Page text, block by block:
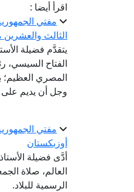
اقرأ أيضا :
الثالث
يتقدَّم فضيلة
الفتاح السيسي،
المصري العظيم؛
وجل أن يديم على
مفتي
أوزبكستان
أدَّى فضيلة
العالم، صلاة
الرسمية للبلاد.